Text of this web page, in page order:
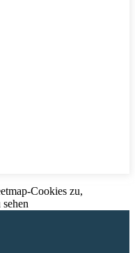
Cookies zu,